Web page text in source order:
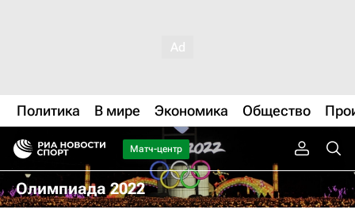
Политика В мире Экономика Общество
Матч-центр
Олимпиада 2022